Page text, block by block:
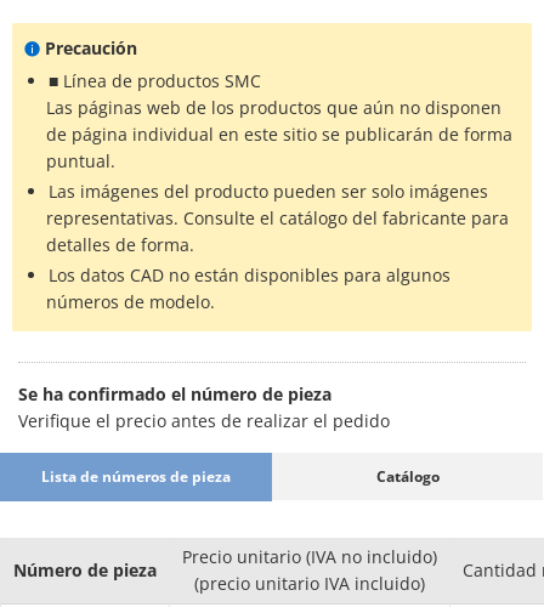
datos CAD no están soportados para algunos números de
modelo.
Precaución
■ Línea de productos SMC
Las páginas web de los productos que aún no disponen
de página individual en este sitio se publicarán de forma
puntual.
Las imágenes del producto pueden ser solo imágenes
representativas. Consulte el catálogo del fabricante para
detalles de forma.
Los datos CAD no están disponibles para algunos
números de modelo.
Se ha confirmado el número de pieza
Verifique el precio antes de realizar el pedido
Lista de números de pieza Catálogo
Número de pieza
Precio unitario (IVA no incluido)
(precio unitario IVA incluido)
Cantidad